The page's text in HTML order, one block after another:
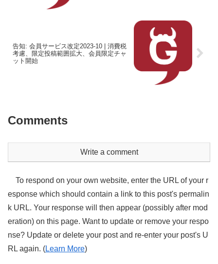
告知: 会員サービス改定2023-10 | 消費税
考慮、限定投稿範囲拡大、会員限定チャ
ット開始
Comments
Write a comment
To respond on your own website, enter the URL of your r
esponse which should contain a link to this post's permalin
k URL. Your response will then appear (possibly after mod
eration) on this page. Want to update or remove your respo
nse? Update or delete your post and re-enter your post's U
RL again. (Learn More)